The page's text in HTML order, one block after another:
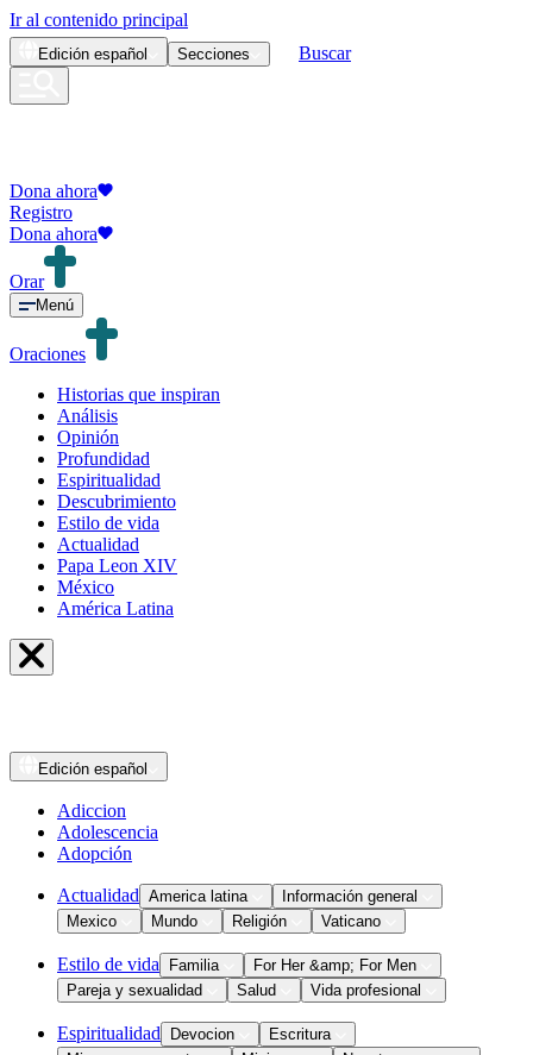
Ir al contenido principal
Edición español Secciones Buscar
Dona ahora
Registro
Dona ahora
Orar
Menú
Oraciones
Historias que inspiran
Análisis
Opinión
Profundidad
Espiritualidad
Descubrimiento
Estilo de vida
Actualidad
Papa Leon XIV
México
América Latina
Edición español
Adiccion
Adolescencia
Adopción
Actualidad America latina
Información general
Mexico
Mundo Religión Vaticano
Estilo de vida Familia
For Her &amp; For Men
Pareja y sexualidad
Salud Vida profesional
Espiritualidad Devocion
Escritura